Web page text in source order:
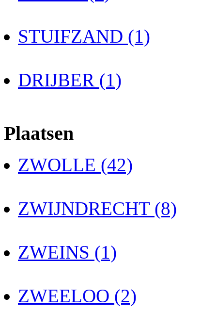
STUIFZAND (1)
DRIJBER (1)
Plaatsen
ZWOLLE (42)
ZWIJNDRECHT (8)
ZWEINS (1)
ZWEELOO (2)